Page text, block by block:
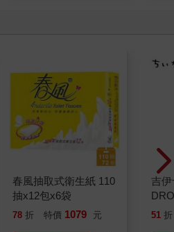
春風抽取式衛生紙 110
抽x12包x6袋
78 折 特價 1079 元
吉
水
51 折